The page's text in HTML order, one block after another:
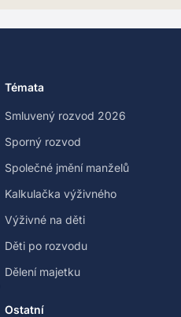
Témata
Smluvený rozvod 2026
Sporný rozvod
Společné jmění manželů
Kalkulačka výživného
Výživné na děti
Děti po rozvodu
Dělení majetku
Ostatní